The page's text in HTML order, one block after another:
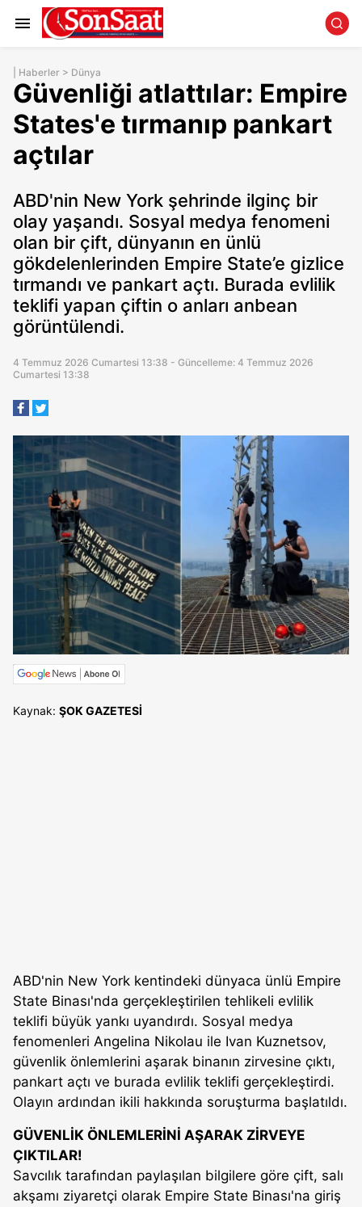
Haberler > Dünya
Güvenliği atlattılar: Empire
States'e tırmanıp pankart
açtılar
ABD'nin New York şehrinde ilginç bir
olay yaşandı. Sosyal medya fenomeni
olan bir çift, dünyanın en ünlü
gökdelenlerinden Empire State’e gizlice
tırmandı ve pankart açtı. Burada evlilik
teklifi yapan çiftin o anları anbean
görüntülendi.
4 Temmuz 2026 Cumartesi 13:38 - Güncelleme: 4 Temmuz 2026
Cumartesi 13:38
Kaynak: ŞOK GAZETESİ
ABD'nin New York kentindeki dünyaca ünlü Empire
State Binası'nda gerçekleştirilen tehlikeli evlilik
teklifi büyük yankı uyandırdı. Sosyal medya
fenomenleri Angelina Nikolau ile Ivan Kuznetsov,
güvenlik önlemlerini aşarak binanın zirvesine çıktı,
pankart açtı ve burada evlilik teklifi gerçekleştirdi.
Olayın ardından ikili hakkında soruşturma başlatıldı.
GÜVENLİK ÖNLEMLERİNİ AŞARAK ZİRVEYE
ÇIKTILAR!
Savcılık tarafından paylaşılan bilgilere göre çift, salı
akşamı ziyaretçi olarak Empire State Binası'na giriş